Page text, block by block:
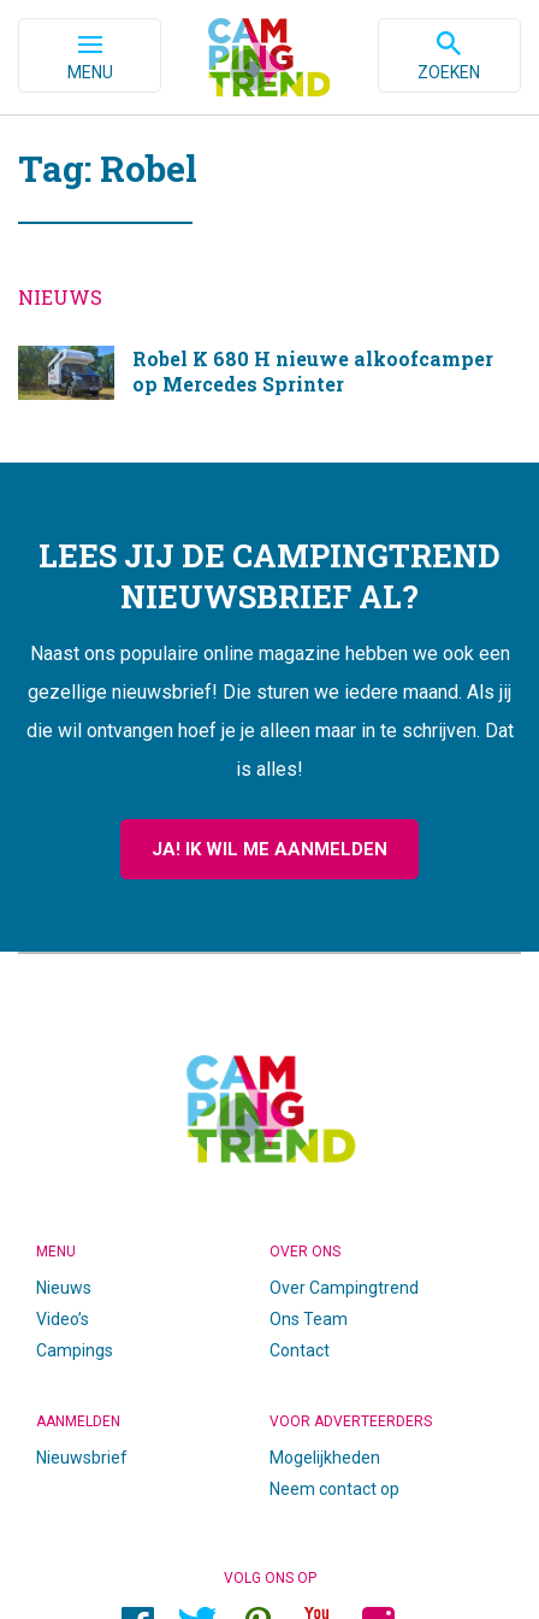
MENU ZOEKEN
Tag: Robel
NIEUWS
Robel K 680 H nieuwe alkoofcamper
op Mercedes Sprinter
LEES JIJ DE CAMPINGTREND
NIEUWSBRIEF AL?
Naast ons populaire online magazine hebben we ook een
gezellige nieuwsbrief! Die sturen we iedere maand. Als jij
die wil ontvangen hoef je je alleen maar in te schrijven. Dat
is alles!
JA! IK WIL ME AANMELDEN
MENU
Nieuws
Video’s
Campings
OVER ONS
Over Campingtrend
Ons Team
Contact
AANMELDEN
Nieuwsbrief
VOOR ADVERTEERDERS
Mogelijkheden
Neem contact op
VOLG ONS OP